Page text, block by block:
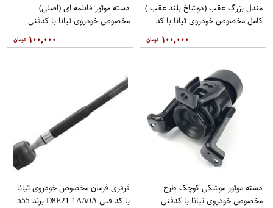
مندل بزرگ عقب (دوشاخ بلند عقب )
کامل مخصوص خودروی تیانا با کد
فنی 55110-JN00Aبرند EEP فروشگاه
مگاموتور
۱۰۰,۰۰۰
دسته موتور قابلمه ای (اصلی)
مخصوص خودروی تیانا با کدفنی
فروشگاه مگاموتور
۱۰۰,۰۰۰
دسته موتور موشکی کوچک طرح
مخصوص خودروی تیانا با کدفنی
قرقری فرمان مخصوص خودروی تیانا
با کد فنی D8E21-1AA0A برند 555